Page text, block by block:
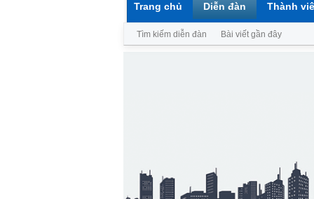
Trang chủ Diễn đàn
Tìm kiếm diễn đàn Bài viết gần đây
Thành